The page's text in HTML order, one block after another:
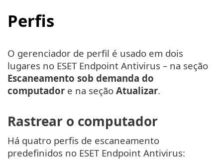
Perfis
O gerenciador de perfil é usado em dois
lugares no ESET Endpoint Antivirus – na seção
Escaneamento sob demanda do
computador e na seção Atualizar.
Rastrear o computador
Há quatro perfis de escaneamento
predefinidos no ESET Endpoint Antivirus: